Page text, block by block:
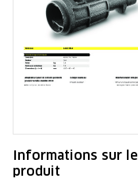
Informations sur le
produit